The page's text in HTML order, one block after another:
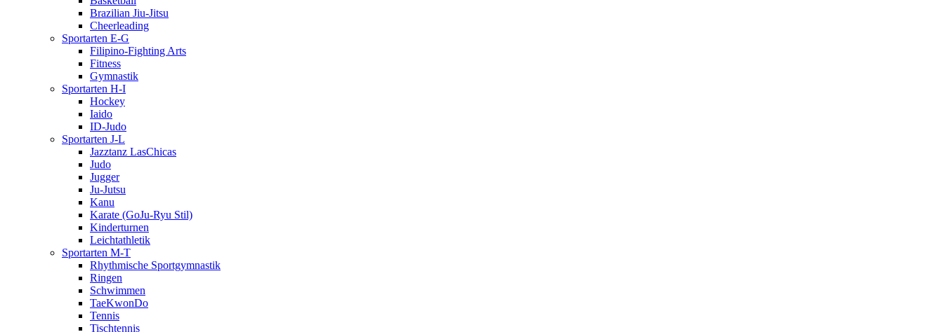
Brazilian Jiu-Jitsu
Cheerleading
Sportarten E-G
Filipino-Fighting Arts
Fitness
Gymnastik
Sportarten H-I
Hockey
Iaido
ID-Judo
Sportarten J-L
Jazztanz LasChicas
Judo
Jugger
Ju-Jutsu
Kanu
Karate (GoJu-Ryu Stil)
Kinderturnen
Leichtathletik
Sportarten M-T
Rhythmische Sportgymnastik
Ringen
Schwimmen
TaeKwonDo
Tennis
Tischtennis